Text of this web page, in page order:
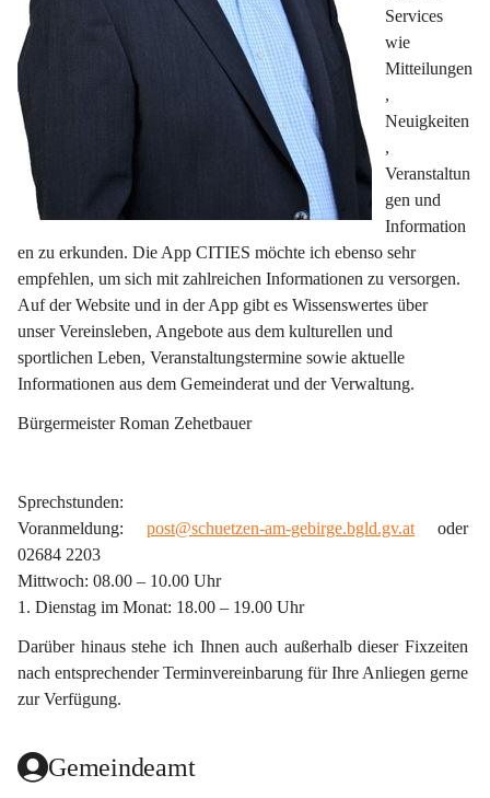
Services
wie
Mitteilungen
,
Neuigkeiten
,
Veranstaltun
gen und
Information
en zu erkunden. Die App CITIES möchte ich ebenso sehr
empfehlen, um sich mit zahlreichen Informationen zu versorgen.
Auf der Website und in der App gibt es Wissenswertes über
unser Vereinsleben, Angebote aus dem kulturellen und
sportlichen Leben, Veranstaltungstermine sowie aktuelle
Informationen aus dem Gemeinderat und der Verwaltung.
Bürgermeister Roman Zehetbauer
Sprechstunden:
Voranmeldung: post@schuetzen-am-gebirge.bgld.gv.at oder
02684 2203
Mittwoch: 08.00 – 10.00 Uhr
1. Dienstag im Monat: 18.00 – 19.00 Uhr
Darüber hinaus stehe ich Ihnen auch außerhalb dieser Fixzeiten
nach entsprechender Terminvereinbarung für Ihre Anliegen gerne
zur Verfügung.
Gemeindeamt